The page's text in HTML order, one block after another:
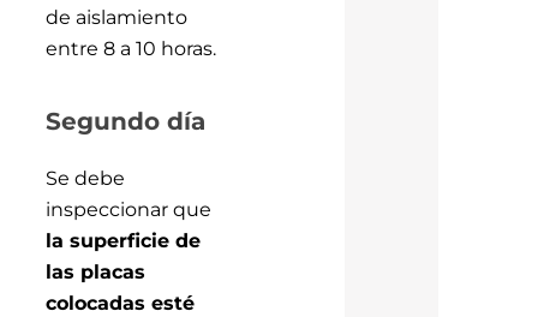
de aislamiento
entre 8 a 10 horas.
Segundo día
Se debe
inspeccionar que
la superficie de
las placas
colocadas esté